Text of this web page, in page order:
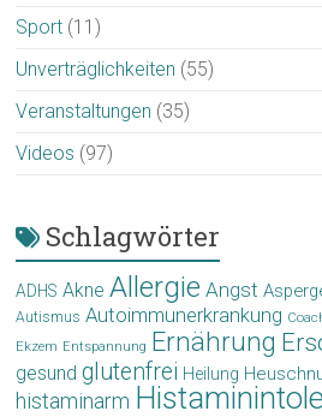
Sport (11)
Unverträglichkeiten (55)
Veranstaltungen (35)
Videos (97)
Schlagwörter
ADHS Akne Allergie Angst
Autismus Autoimmunerkrankung
Ekzem Entspannung Ernährung
gesund glutenfrei Heilung
histaminarm